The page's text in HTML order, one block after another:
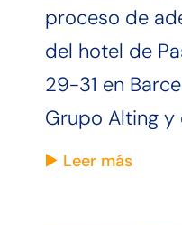
proceso de
del hotel de
29-31 en
Grupo Alting
Leer más